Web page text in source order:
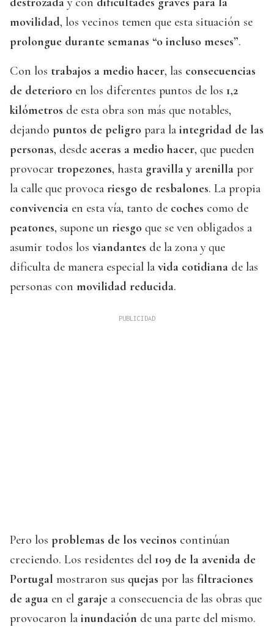
movilidad, los vecinos temen que esta situación se
prolongue durante semanas “o incluso meses”.
Con los trabajos a medio hacer, las consecuencias
de deterioro en los diferentes puntos de los 1,2
kilómetros de esta obra son más que notables,
dejando puntos de peligro para la integridad de las
personas, desde aceras a medio hacer, que pueden
provocar tropezones, hasta gravilla y arenilla por
la calle que provoca riesgo de resbalones. La propia
convivencia en esta vía, tanto de coches como de
peatones, supone un riesgo que se ven obligados a
asumir todos los viandantes de la zona y que
dificulta de manera especial la vida cotidiana de las
personas con movilidad reducida.
Pero los problemas de los vecinos continúan
creciendo. Los residentes del 109 de la avenida de
Portugal mostraron sus quejas por las filtraciones
de agua en el garaje a consecuencia de las obras que
provocaron la inundación de una parte del mismo.